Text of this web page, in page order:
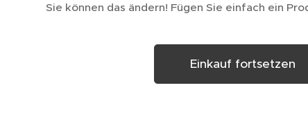
Sie können das ändern! Fügen Sie einfach ein
Einkauf fortsetzen